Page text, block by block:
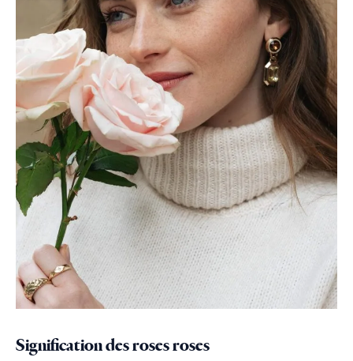
Signification des roses roses